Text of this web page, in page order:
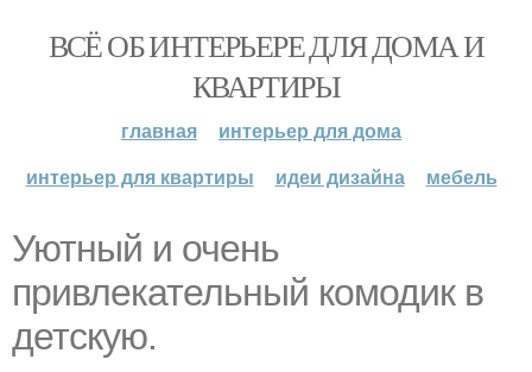
ВСЁ ОБ ИНТЕРЬЕРЕ ДЛЯ ДОМА И
КВАРТИРЫ
главная
интерьер для дома
интерьер для квартиры
идеи дизайна мебель
Уютный и очень
привлекательный комодик в
детскую.